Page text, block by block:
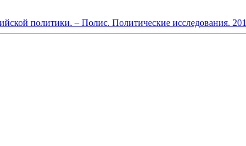
политики. – Полис. Политические исследования.